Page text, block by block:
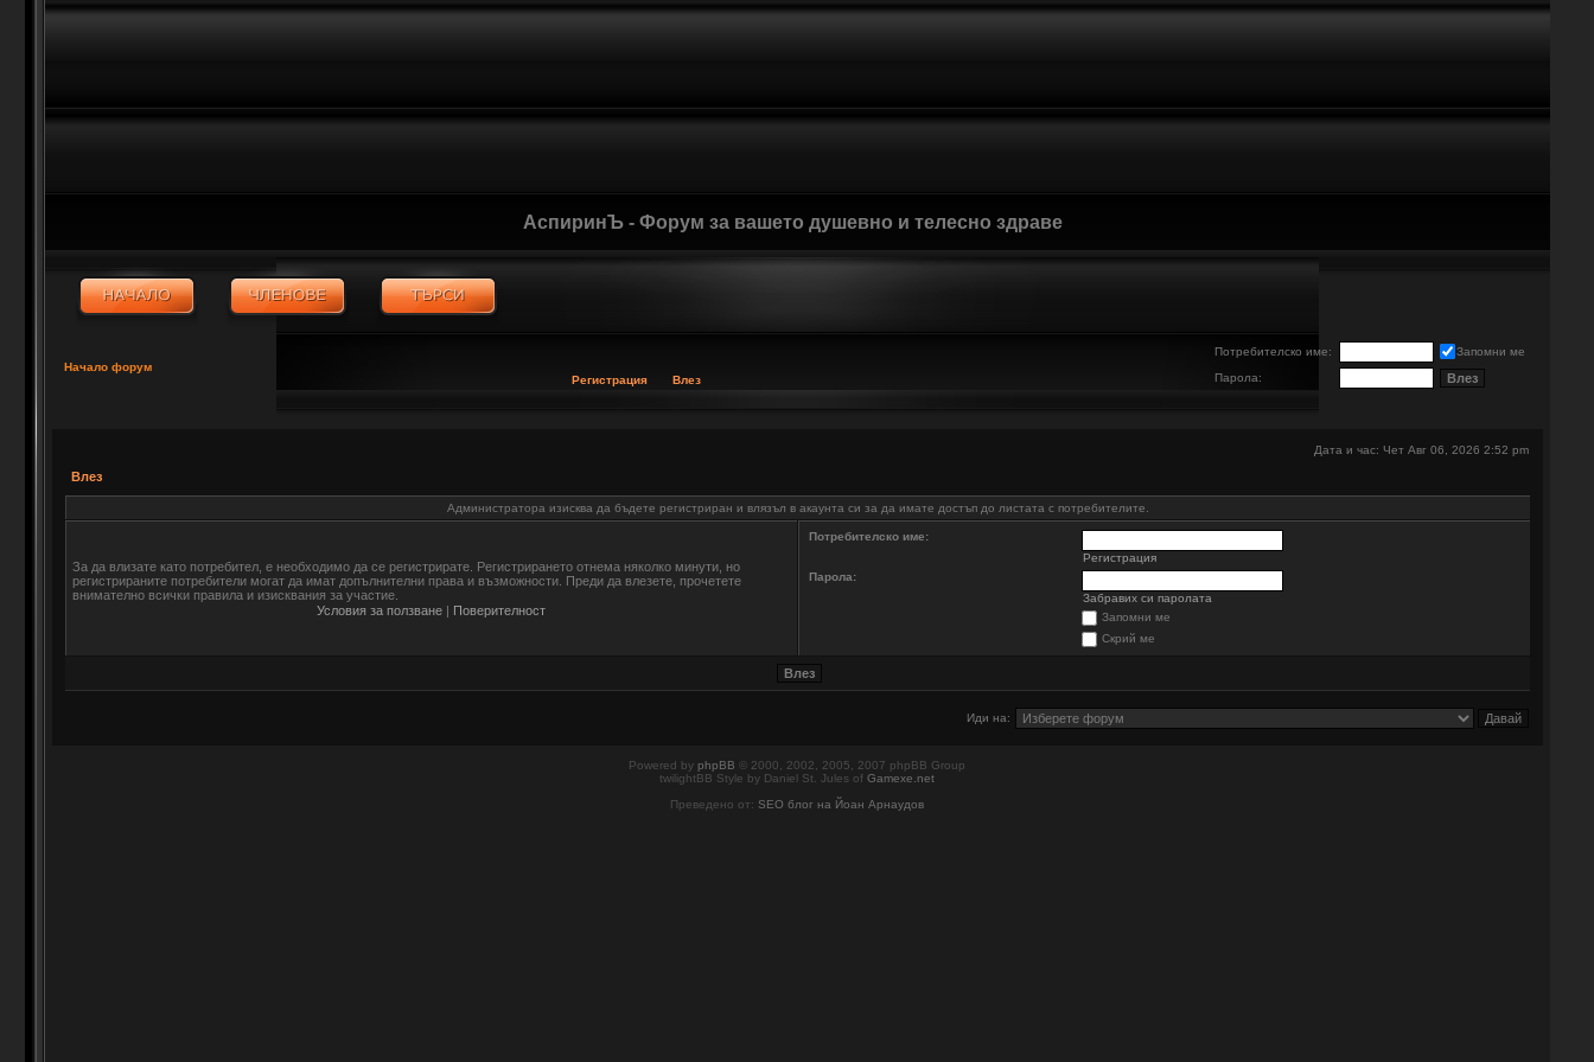
АспиринЪ - Форум за вашето душевно и телесно здраве
Потребителско име:
Запомни ме
Парола:
Начало форум
Регистрация
Влез
Дата и час: Чет Авг 06, 2026 2:52 pm
Влез
Администратора изисква да бъдете регистриран и влязъл в акаунта си за да имате достъп до листата с потребителите.
За да влизате като потребител, е необходимо да се регистрирате. Регистрирането отнема няколко минути, но
регистрираните потребители могат да имат допълнителни права и възможности. Преди да влезете, прочетете
внимателно всички правила и изисквания за участие.
Условия за ползване | Поверителност
Потребителско име:
Регистрация
Парола:
Забравих си паролата
Запомни ме
Скрий ме
Иди на:
Powered by phpBB © 2000, 2002, 2005, 2007 phpBB Group
twilightBB Style by Daniel St. Jules of Gamexe.net
Преведено от: SEO блог на Йоан Арнаудов